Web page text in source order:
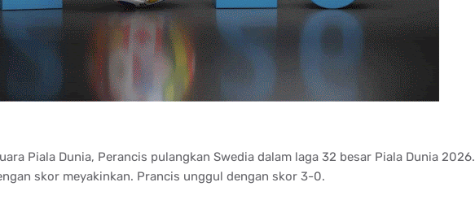
Piala Dunia, Perancis pulangkan Swedia dalam laga 32 besar Piala Dunia 2026.
skor meyakinkan. Prancis unggul dengan skor 3-0.